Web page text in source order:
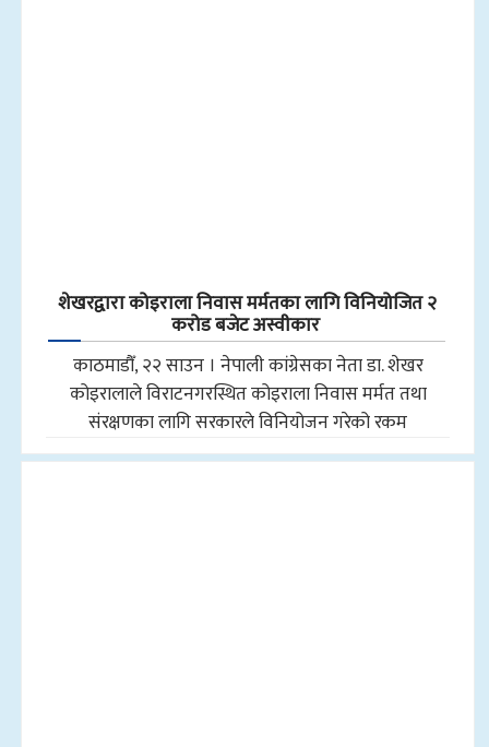
शेखरद्वारा कोइराला निवास मर्मतका लागि विनियोजित २
करोड बजेट अस्वीकार
काठमाडौँ, २२ साउन । नेपाली कांग्रेसका नेता डा. शेखर
कोइरालाले विराटनगरस्थित कोइराला निवास मर्मत तथा
संरक्षणका लागि सरकारले विनियोजन गरेको रकम